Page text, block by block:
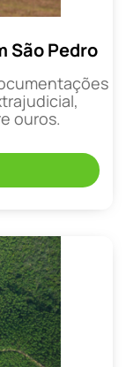
São Pedro
ouros.